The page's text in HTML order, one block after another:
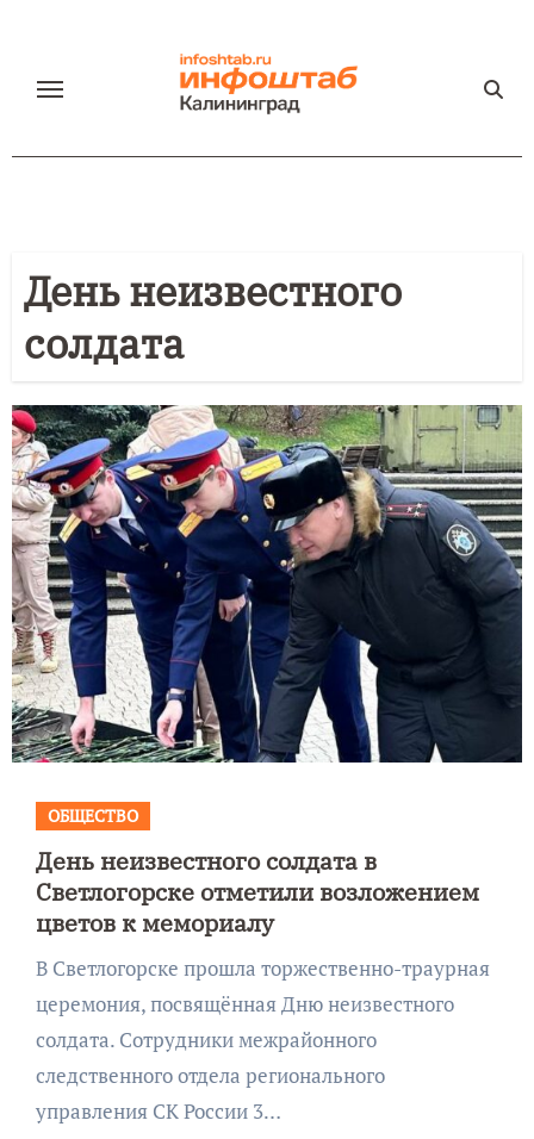
содержанию
День неизвестного
солдата
ОБЩЕСТВО
День неизвестного солдата в
Светлогорске отметили возложением
цветов к мемориалу
В Светлогорске прошла торжественно-траурная
церемония, посвящённая Дню неизвестного
солдата. Сотрудники межрайонного
следственного отдела регионального
управления СК России 3…